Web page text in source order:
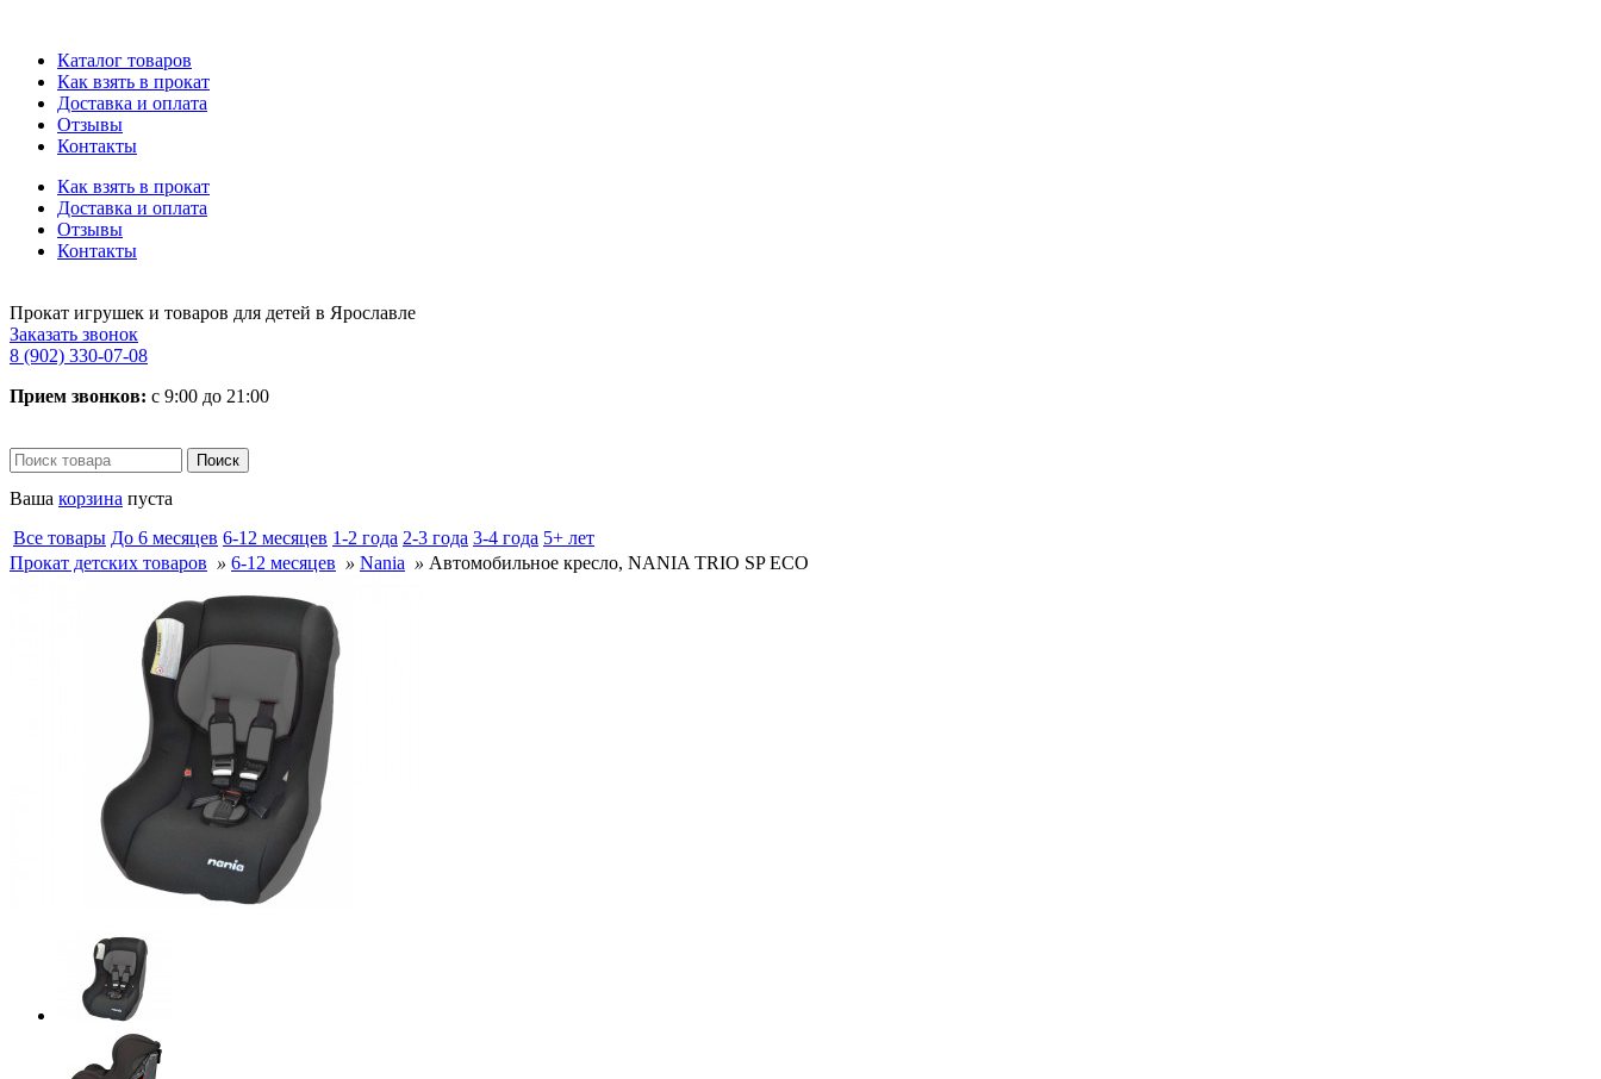
Каталог товаров
Как взять в прокат
Доставка и оплата
Отзывы
Контакты
Как взять в прокат
Доставка и оплата
Отзывы
Контакты
Прокат игрушек и товаров для детей в Ярославле
Заказать звонок
8 (902) 330-07-08
Прием звонков: с 9:00 до 21:00
Ваша корзина пуста
Все товары До 6 месяцев 6-12 месяцев 1-2 года 2-3 года 3-4 года 5+ лет
Прокат детских товаров » 6-12 месяцев » Nania » Автомобильное кресло, NANIA TRIO SP ECO